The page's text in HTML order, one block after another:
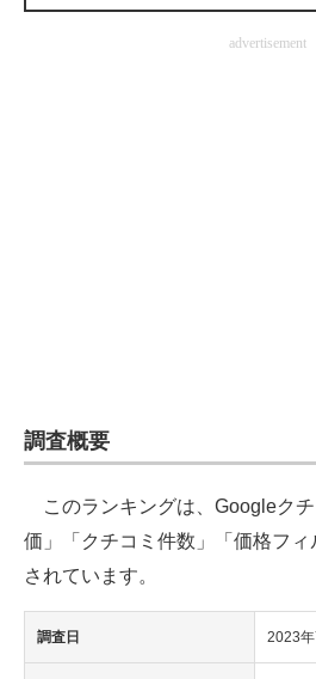
マーケ×ITの今がよく分かる
エネルギーの専門メディア
建設×テクノロジーの最前線
advertisement
調査概要
このランキングは、Googleク
価」「クチコミ件数」「価格フ
されています。
調査日 2023